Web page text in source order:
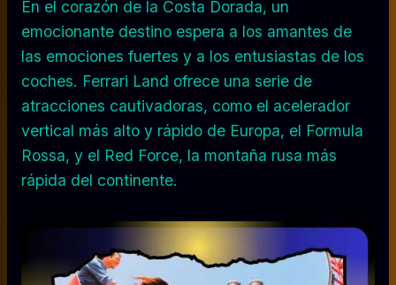
En el corazón de la Costa Dorada, un
emocionante destino espera a los amantes de
las emociones fuertes y a los entusiastas de los
coches. Ferrari Land ofrece una serie de
atracciones cautivadoras, como el acelerador
vertical más alto y rápido de Europa, el Formula
Rossa, y el Red Force, la montaña rusa más
rápida del continente.